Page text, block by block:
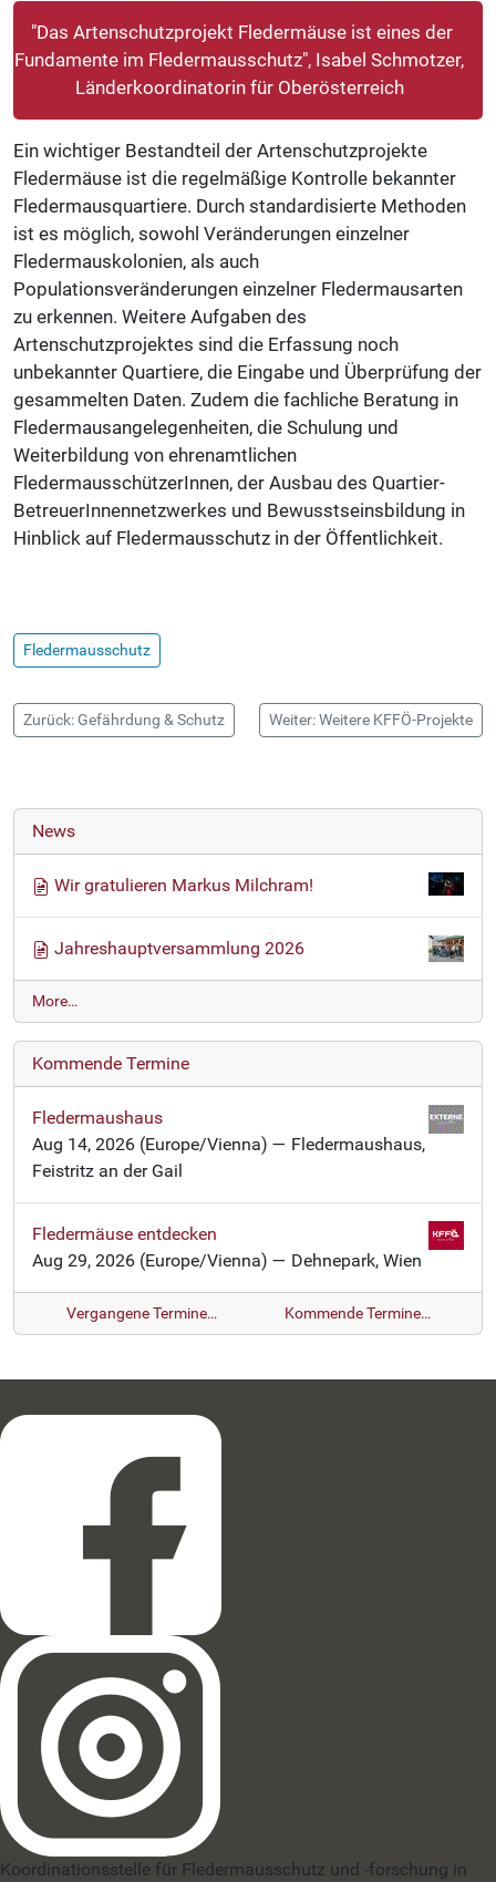
"Das Artenschutzprojekt Fledermäuse ist eines der
Fundamente im Fledermausschutz", Isabel Schmotzer,
Länderkoordinatorin für Oberösterreich
Ein wichtiger Bestandteil der Artenschutzprojekte
Fledermäuse ist die regelmäßige Kontrolle bekannter
Fledermausquartiere. Durch standardisierte Methoden
ist es möglich, sowohl Veränderungen einzelner
Fledermauskolonien, als auch
Populationsveränderungen einzelner Fledermausarten
zu erkennen. Weitere Aufgaben des
Artenschutzprojektes sind die Erfassung noch
unbekannter Quartiere, die Eingabe und Überprüfung der
gesammelten Daten. Zudem die fachliche Beratung in
Fledermausangelegenheiten, die Schulung und
Weiterbildung von ehrenamtlichen
FledermausschützerInnen, der Ausbau des Quartier-
BetreuerInnennetzwerkes und Bewusstseinsbildung in
Hinblick auf Fledermausschutz in der Öffentlichkeit.
Fledermausschutz
Zurück: Gefährdung & Schutz Weiter: Weitere KFFÖ-Projekte
News
Wir gratulieren Markus Milchram!
Jahreshauptversammlung 2026
N
e
w
s
-
More…
Kommende Termine
Fledermaushaus
Aug 14, 2026 (Europe/Vienna) — Fledermaushaus,
Feistritz an der Gail
Fledermäuse entdecken
Aug 29, 2026 (Europe/Vienna) — Dehnepark, Wien
Vergangene Termine… Kommende Termine…
Koordinationsstelle für Fledermausschutz und -forschung in